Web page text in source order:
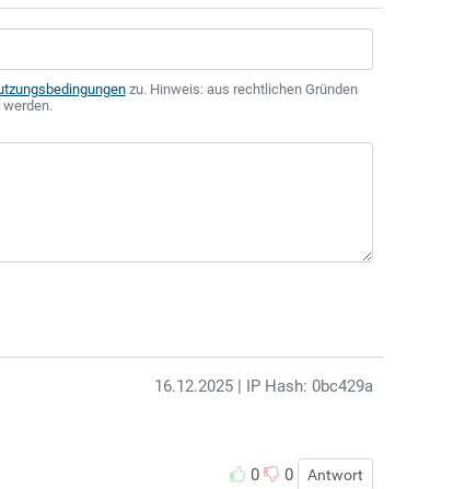
zu. Hinweis: aus rechtlichen Gründen
16.12.2025 | IP Hash: 0bc429a
0 0 Antwort